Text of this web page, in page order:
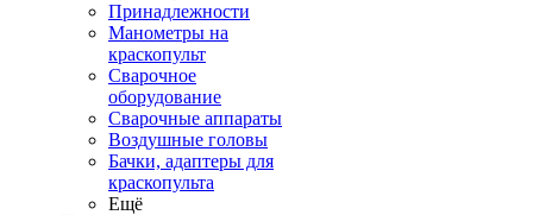
Принадлежности
Манометры на
краскопульт
Сварочное
оборудование
Сварочные аппараты
Воздушные головы
Бачки, адаптеры для
краскопульта
Ещё